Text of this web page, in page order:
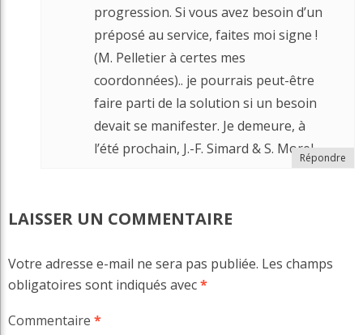
progression. Si vous avez besoin d’un
préposé au service, faites moi signe !
(M. Pelletier à certes mes
coordonnées).. je pourrais peut-être
faire parti de la solution si un besoin
devait se manifester. Je demeure, à
l’été prochain, J.-F. Simard & S. Morel.
Répondre
LAISSER UN COMMENTAIRE
Votre adresse e-mail ne sera pas publiée. Les champs
obligatoires sont indiqués avec*
Commentaire *